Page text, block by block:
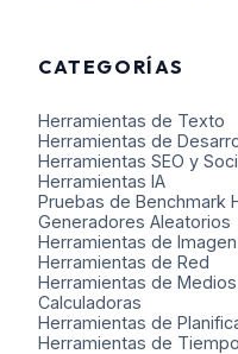
CATEGORÍAS
Herramientas de Texto
Herramientas de
Herramientas SEO y
Herramientas IA
Pruebas de Benchmark
Generadores Aleatorios
Herramientas de Imagen
Herramientas de Red
Herramientas de Medios
Calculadoras
Herramientas de
Herramientas de Tiempo